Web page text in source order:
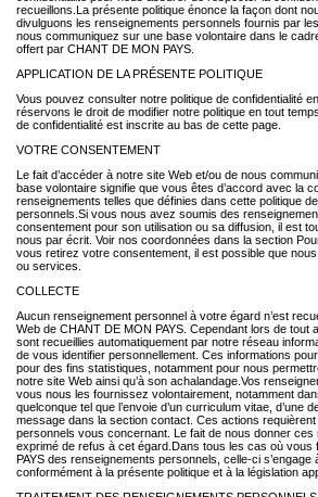
recueillons.La présente politique énonce la façon dont
divulguons les renseignements personnels fournis par
nous communiquez sur une base volontaire dans le
offert par CHANT DE MON PAYS.
APPLICATION DE LA PRÉSENTE POLITIQUE
Vous pouvez consulter notre politique de confidentialité
réservons le droit de modifier notre politique en tout
de confidentialité est inscrite au bas de cette page.
VOTRE CONSENTEMENT
Le fait d’accéder à notre site Web et/ou de nous
base volontaire signifie que vous êtes d’accord avec la
renseignements telles que définies dans cette politique
personnels.Si vous nous avez soumis des
consentement pour son utilisation ou sa diffusion, il est
nous par écrit. Voir nos coordonnées dans la section
vous retirez votre consentement, il est possible que
ou services.
COLLECTE
Aucun renseignement personnel à votre égard n’est
Web de CHANT DE MON PAYS. Cependant lors de
sont recueillies automatiquement par notre réseau
de vous identifier personnellement. Ces informations
pour des fins statistiques, notamment pour nous
notre site Web ainsi qu’à son achalandage.Vos
vous nous les fournissez volontairement, notamment
quelconque tel que l’envoie d’un curriculum vitae,
message dans la section contact. Ces actions
personnels vous concernant. Le fait de nous donner
exprimé de refus à cet égard.Dans tous les cas où
PAYS des renseignements personnels, celle-ci
conformément à la présente politique et à la législation